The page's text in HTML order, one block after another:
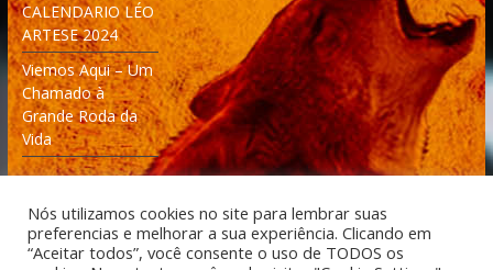
CALENDARIO LÉO
ARTESE 2024
Viemos Aqui – Um
Chamado à
Grande Roda da
Vida
Nós utilizamos cookies no site para lembrar suas
preferencias e melhorar a sua experiência. Clicando em
“Aceitar todos”, você consente o uso de TODOS os